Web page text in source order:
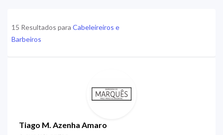
15 Resultados para Cabeleireiros e
Barbeiros
Tiago M. Azenha Amaro